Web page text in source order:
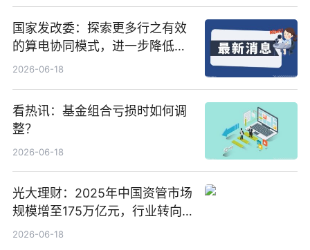
国家发改委：探索更多行之有效
的算电协同模式，进一步降低网
络传输时延_最资讯
2026-06-18
看热讯：基金组合亏损时如何调
整？
2026-06-18
光大理财：2025年中国资管市场
规模增至175万亿元，行业转向
“量质并重”
2026-06-18